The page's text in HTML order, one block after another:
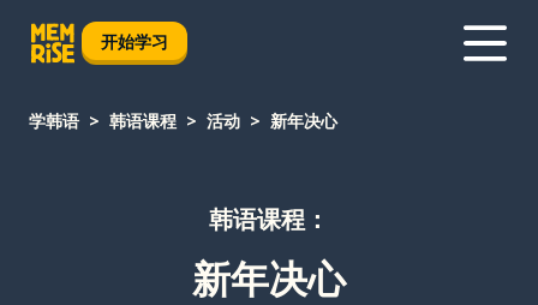
开始学习
学韩语 韩语课程 活动 新年决心
韩语课程：
新年决心